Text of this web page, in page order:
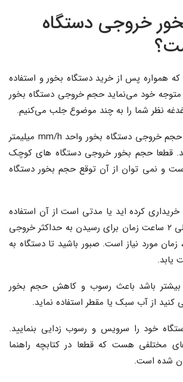
خروجی دستگاه
که همواره پس از خرید دستگاه بخور و استفاده
متوجه خود می‌نماید حجم خروجی دستگاه بخور
نظر شما را به چند موضوع جلب می‌کنیم.
۱- در هنگام خرید به حجم خروجی دستگاه بخور واحد mm/h میلیمتر
قطعا حجم بخور خروجی دستگاه های کوچک
است و نمی توان از آن توقع حجم بخور دستگاه
خریداری کرده اید یا مدتی است از آن استفاده
ننموده‌اید، حداقل ۱ الی ۲ ساعت زمان برای رسیدن به حداکثر خروجی
مورد نیاز است. صبور باشید تا دستگاه به
یابد.
بیشتر باشد باعث رسوب و کاهش حجم بخور
کنید از آب سبک یا مقطر استفاده نماید.
خود را سرویس و رسوب زدایی بنمایید.
مختلفی هست که قطعا در کتابچه راهنما
شده است.